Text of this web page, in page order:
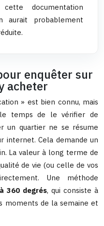
documentation
aurait probablement
enquêter sur
acheter
» est bien connu, mais
le temps de le vérifier de
un quartier ne se résume
internet. Cela demande un
La valeur à long terme de
de vie (ou celle de vos
Une méthode
360 degrés, qui consiste à
moments de la semaine et